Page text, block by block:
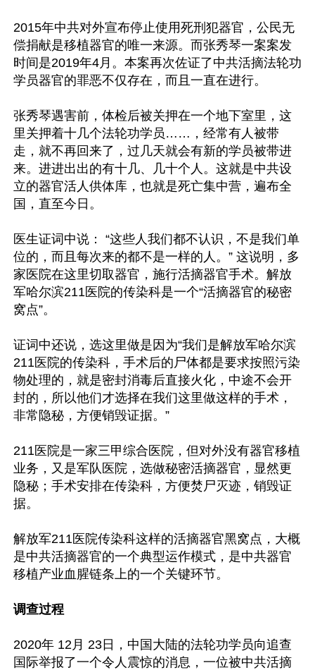
2015年中共对外宣布停止使用死刑犯器官，公民无
偿捐献是移植器官的唯一来源。而张秀琴一案案发
时间是2019年4月。本案再次佐证了中共活摘法轮功
学员器官的罪恶不仅存在，而且一直在进行。
张秀琴遇害前，体检后被关押在一个地下室里，这
里关押着十几个法轮功学员……，经常有人被带
走，就不再回来了，过几天就会有新的学员被带进
来。进进出出的有十几、几十个人。这就是中共设
立的器官活人供体库，也就是死亡集中营，遍布全
国，直至今日。
医生证词中说： “这些人我们都不认识，不是我们单
位的，而且每次来的都不是一样的人。” 这说明，多
家医院在这里切取器官，施行活摘器官手术。解放
军哈尔滨211医院的传染科是一个“活摘器官的秘密
窝点”。
证词中还说，选这里做是因为“我们是解放军哈尔滨
211医院的传染科，手术后的尸体都是要求按照污染
物处理的，就是密封消毒后直接火化，中途不会开
封的，所以他们才选择在我们这里做这样的手术，
非常隐秘，方便销毁证据。”
211医院是一家三甲综合医院，但对外没有器官移植
业务，又是军队医院，选做秘密活摘器官，显然更
隐秘；手术安排在传染科，方便焚尸灭迹，销毁证
据。
解放军211医院传染科这样的活摘器官黑窝点，大概
是中共活摘器官的一个典型运作模式，是中共器官
移植产业血腥链条上的一个关键环节。
调查过程
2020年 12月 23日，中国大陆的法轮功学员向追查
国际举报了一个令人震惊的消息，一位被中共活摘